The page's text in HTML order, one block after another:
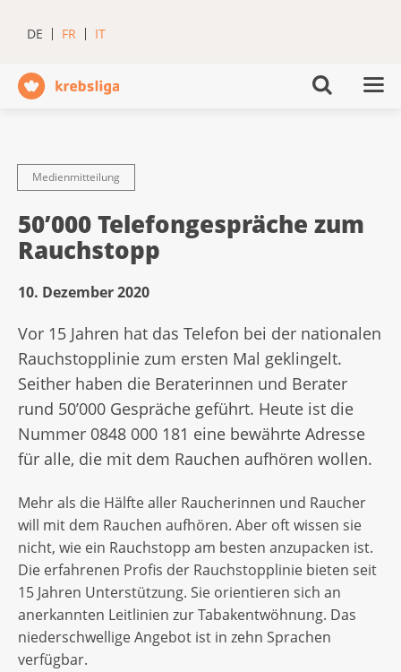
DE FR IT
Medienmitteilung
50’000 Telefongespräche zum
Rauchstopp
10. Dezember 2020
Vor 15 Jahren hat das Telefon bei der nationalen
Rauchstopplinie zum ersten Mal geklingelt.
Seither haben die Beraterinnen und Berater
rund 50’000 Gespräche geführt. Heute ist die
Nummer 0848 000 181 eine bewährte Adresse
für alle, die mit dem Rauchen aufhören wollen.
Mehr als die Hälfte aller Raucherinnen und Raucher
will mit dem Rauchen aufhören. Aber oft wissen sie
nicht, wie ein Rauchstopp am besten anzupacken ist.
Die erfahrenen Profis der Rauchstopplinie bieten seit
15 Jahren Unterstützung. Sie orientieren sich an
anerkannten Leitlinien zur Tabakentwöhnung. Das
niederschwellige Angebot ist in zehn Sprachen
verfügbar.